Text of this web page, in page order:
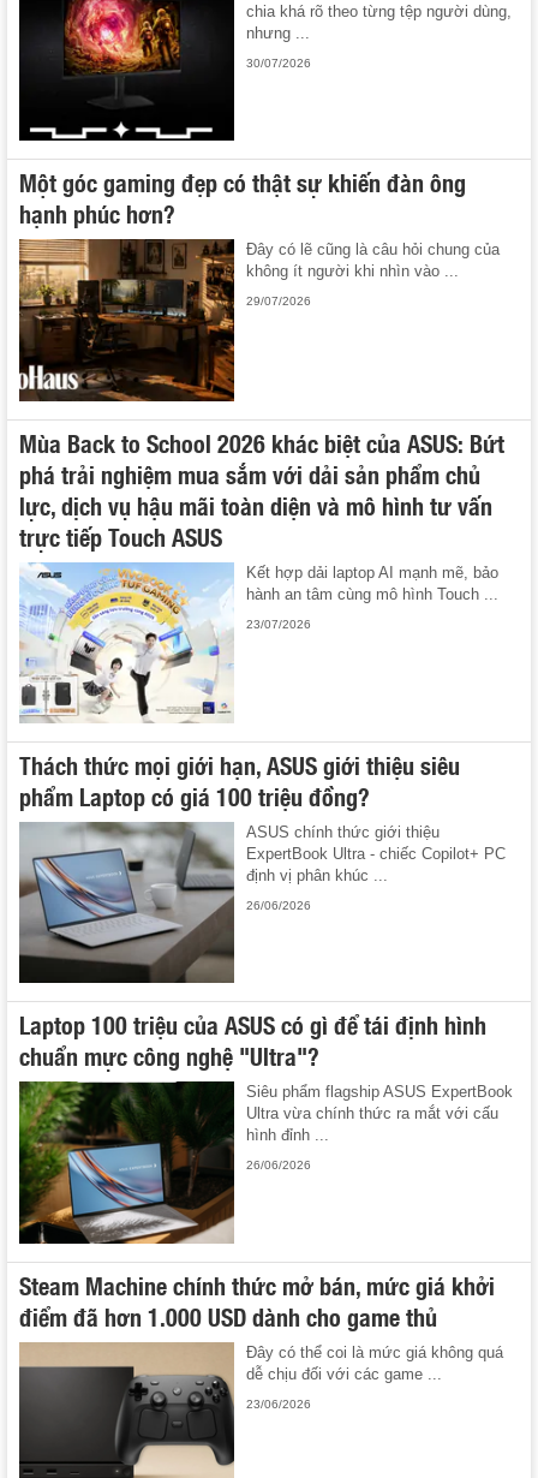
chia khá rõ theo từng tệp người dùng,
nhưng ...
30/07/2026
Một góc gaming đẹp có thật sự khiến đàn ông
hạnh phúc hơn?
Đây có lẽ cũng là câu hỏi chung của
không ít người khi nhìn vào ...
29/07/2026
Mùa Back to School 2026 khác biệt của ASUS: Bứt
phá trải nghiệm mua sắm với dải sản phẩm chủ
lực, dịch vụ hậu mãi toàn diện và mô hình tư vấn
trực tiếp Touch ASUS
Kết hợp dải laptop AI mạnh mẽ, bảo
hành an tâm cùng mô hình Touch ...
23/07/2026
Thách thức mọi giới hạn, ASUS giới thiệu siêu
phẩm Laptop có giá 100 triệu đồng?
ASUS chính thức giới thiệu
ExpertBook Ultra - chiếc Copilot+ PC
định vị phân khúc ...
26/06/2026
Laptop 100 triệu của ASUS có gì để tái định hình
chuẩn mực công nghệ "Ultra"?
Siêu phẩm flagship ASUS ExpertBook
Ultra vừa chính thức ra mắt với cấu
hình đỉnh ...
26/06/2026
Steam Machine chính thức mở bán, mức giá khởi
điểm đã hơn 1.000 USD dành cho game thủ
Đây có thể coi là mức giá không quá
dễ chịu đối với các game ...
23/06/2026